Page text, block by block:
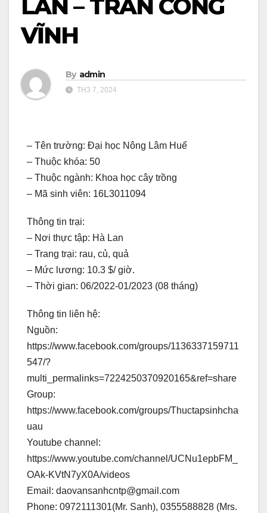
LAN – TRẦN CÔNG
VĨNH
By admin
TH3 7, 2024
– Tên trường: Đại học Nông Lâm Huế
– Thuộc khóa: 50
– Thuộc ngành: Khoa học cây trồng
– Mã sinh viên: 16L3011094
Thông tin trại:
– Nơi thực tập: Hà Lan
– Trang trại: rau, củ, quả
– Mức lương: 10.3 $/ giờ.
– Thời gian: 06/2022-01/2023 (08 tháng)
Thông tin liên hệ:
Nguồn:
https://www.facebook.com/groups/1136337159711
547/?
multi_permalinks=7224250370920165&ref=share
Group:
https://www.facebook.com/groups/Thuctapsinhcha
uau
Youtube channel:
https://www.youtube.com/channel/UCNu1epbFM_
OAk-KVtN7yX0A/videos
Email: daovansanhcntp@gmail.com
Phone: 0972111301(Mr. Sanh), 0355588828 (Mrs.